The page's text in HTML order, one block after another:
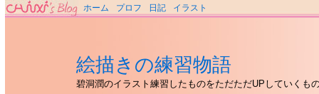
ホーム プロフ 日記 イラスト
絵描きの練習物語
碧洞潤のイラスト練習したものをただただUPしていくも